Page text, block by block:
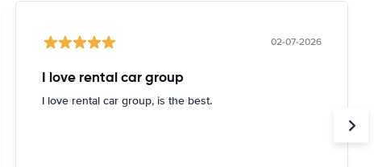
02-07-2026
I love rental car group
I love rental car group, is the best.